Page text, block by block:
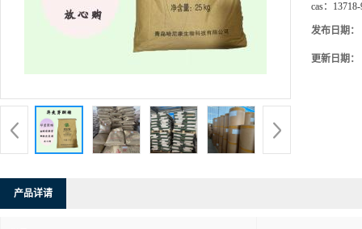
cas：
发布日期：
更新日期：
产品详请